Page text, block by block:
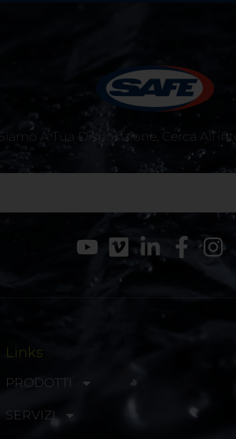
A Tua Disposizione, Cerca
Links
PRODOTTI
SERVIZI